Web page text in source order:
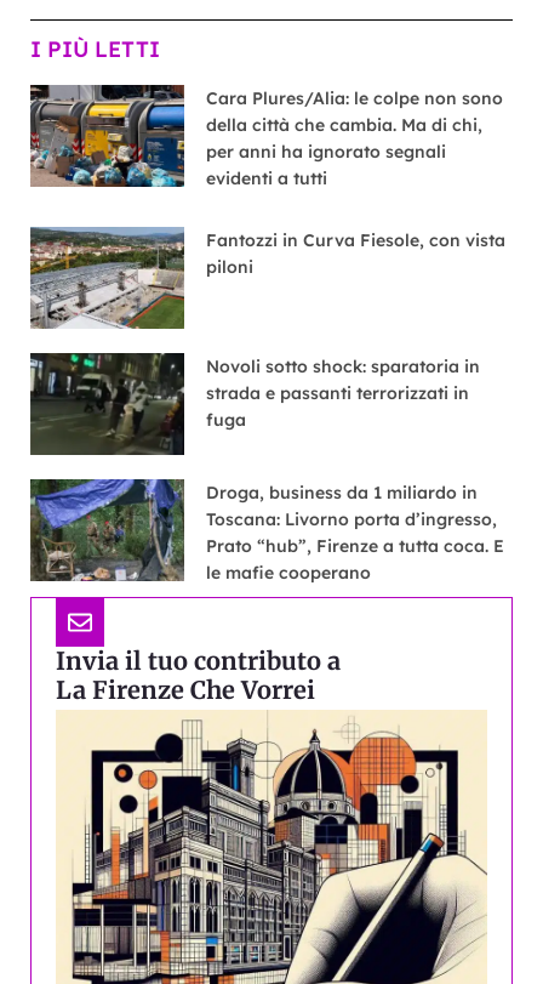
I PIÙ LETTI
Cara Plures/Alia: le colpe non sono
della città che cambia. Ma di chi,
per anni ha ignorato segnali
evidenti a tutti
Fantozzi in Curva Fiesole, con vista
piloni
Novoli sotto shock: sparatoria in
strada e passanti terrorizzati in
fuga
Droga, business da 1 miliardo in
Toscana: Livorno porta d’ingresso,
Prato “hub”, Firenze a tutta coca. E
le mafie cooperano
Invia il tuo contributo a
La Firenze Che Vorrei